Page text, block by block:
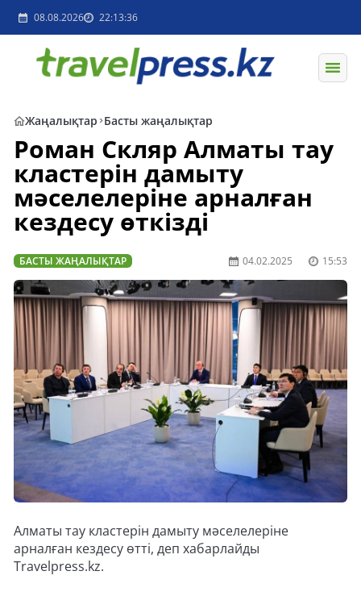
08.08.2026 22:13:36
Жаңалықтар Басты жаңалықтар
Роман Скляр Алматы тау
кластерін дамыту
мәселелеріне арналған
кездесу өткізді
БАСТЫ ЖАҢАЛЫҚТАР 04.02.2025 15:53
Алматы тау кластерін дамыту мәселелеріне
арналған кездесу өтті, деп хабарлайды
Travelpress.kz.